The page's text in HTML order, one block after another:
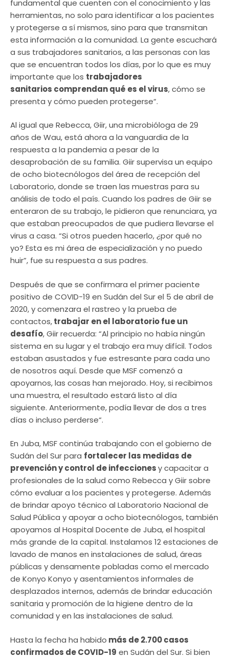
fundamental que cuenten con el conocimiento y las
herramientas, no solo para identificar a los pacientes
y protegerse a sí mismos, sino para que transmitan
esta información a la comunidad. La gente escuchará
a sus trabajadores sanitarios, a las personas con las
que se encuentran todos los días, por lo que es muy
importante que los trabajadores
sanitarios comprendan qué es el virus, cómo se
presenta y cómo pueden protegerse“.
Al igual que Rebecca, Giir, una microbióloga de 29
años de Wau, está ahora a la vanguardia de la
respuesta a la pandemia a pesar de la
desaprobación de su familia. Giir supervisa un equipo
de ocho biotecnólogos del área de recepción del
Laboratorio, donde se traen las muestras para su
análisis de todo el país. Cuando los padres de Giir se
enteraron de su trabajo, le pidieron que renunciara, ya
que estaban preocupados de que pudiera llevarse el
virus a casa. “Si otros pueden hacerlo, ¿por qué no
yo? Esta es mi área de especialización y no puedo
huir”, fue su respuesta a sus padres.
Después de que se confirmara el primer paciente
positivo de COVID-19 en Sudán del Sur el 5 de abril de
2020, y comenzara el rastreo y la prueba de
contactos,trabajar en el laboratorio fue un
desafío, Giir recuerda: “Al principio no había ningún
sistema en su lugar y el trabajo era muy difícil. Todos
estaban asustados y fue estresante para cada uno
de nosotros aquí. Desde que MSF comenzó a
apoyarnos, las cosas han mejorado. Hoy, si recibimos
una muestra, el resultado estará listo al día
siguiente. Anteriormente, podía llevar de dos a tres
días o incluso perderse“.
En Juba, MSF continúa trabajando con el gobierno de
Sudán del Sur para fortalecer las medidas de
prevención y control de infeccionesy capacitar a
profesionales de la salud como Rebecca y Giir sobre
cómo evaluar a los pacientes y protegerse. Además
de brindar apoyo técnico al Laboratorio Nacional de
Salud Pública y apoyar a ocho biotecnólogos, también
apoyamos al Hospital Docente de Juba, el hospital
más grande de la capital. Instalamos 12 estaciones de
lavado de manos en instalaciones de salud, áreas
públicas y densamente pobladas como el mercado
de Konyo Konyo y asentamientos informales de
desplazados internos, además de brindar educación
sanitaria y promoción de la higiene dentro de la
comunidad y en las instalaciones de salud.
Hasta la fecha ha habido más de 2.700 casos
confirmados de COVID-19 en Sudán del Sur. Si bien